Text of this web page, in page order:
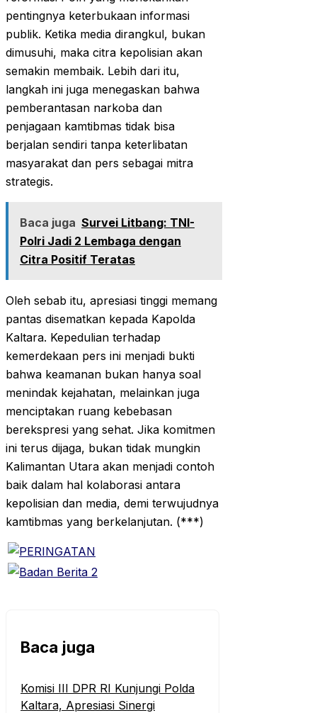
pentingnya keterbukaan informasi
publik. Ketika media dirangkul, bukan
dimusuhi, maka citra kepolisian akan
semakin membaik. Lebih dari itu,
langkah ini juga menegaskan bahwa
pemberantasan narkoba dan
penjagaan kamtibmas tidak bisa
berjalan sendiri tanpa keterlibatan
masyarakat dan pers sebagai mitra
strategis.
Baca juga Survei Litbang: TNI-
Polri Jadi 2 Lembaga dengan
Citra Positif Teratas
Oleh sebab itu, apresiasi tinggi memang
pantas disematkan kepada Kapolda
Kaltara. Kepedulian terhadap
kemerdekaan pers ini menjadi bukti
bahwa keamanan bukan hanya soal
menindak kejahatan, melainkan juga
menciptakan ruang kebebasan
berekspresi yang sehat. Jika komitmen
ini terus dijaga, bukan tidak mungkin
Kalimantan Utara akan menjadi contoh
baik dalam hal kolaborasi antara
kepolisian dan media, demi terwujudnya
kamtibmas yang berkelanjutan. (***)
Baca juga
Komisi III DPR RI Kunjungi Polda
Kaltara, Apresiasi Sinergi